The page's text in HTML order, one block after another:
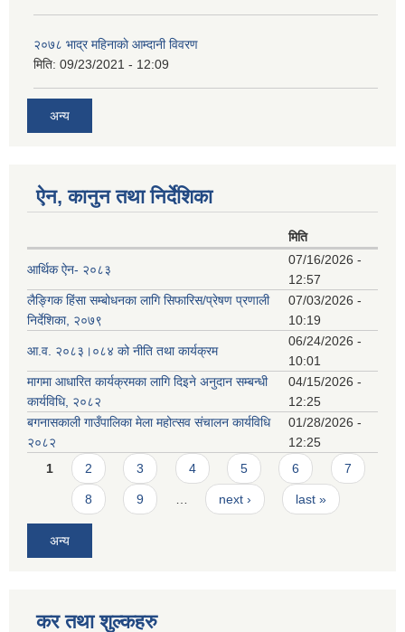
२०७८ भाद्र महिनाकाे आम्दानी विवरण
मिति: 09/23/2021 - 12:09
अन्य
ऐन, कानुन तथा निर्देशिका
मिति
आर्थिक ऐन- २०८३
07/16/2026 -
12:57
लैङ्गिक हिंसा सम्बोधनका लागि सिफारिस/प्रेषण प्रणाली
निर्देशिका, २०७९
07/03/2026 -
10:19
आ.व. २०८३।०८४ को नीति तथा कार्यक्रम
06/24/2026 -
10:01
मागमा आधारित कार्यक्रमका लागि दिइने अनुदान सम्बन्धी
कार्यविधि, २०८२
04/15/2026 -
12:25
बगनासकाली गाउँपालिका मेला महोत्सव संचालन कार्यविधि
२०८२
01/28/2026 -
12:25
Pages
1 2 3 4 5 6 7
8 9 next › last »
अन्य
कर तथा शुल्कहरु